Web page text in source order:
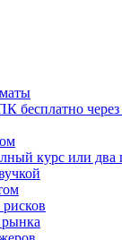
бесплатно
курс или два
рынка